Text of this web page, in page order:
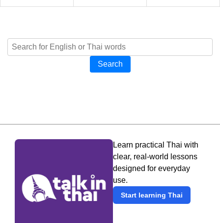
Search
Learn practical Thai with
clear, real-world lessons
designed for everyday
use.
Start learning Thai